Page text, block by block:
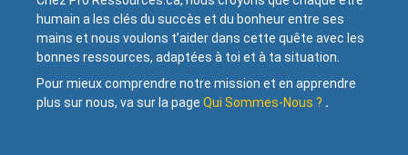
humain a les clés du succès et du bonheur entre ses
mains et nous voulons t’aider dans cette quête avec les
bonnes ressources, adaptées à toi et à ta situation.
Pour mieux comprendre notre mission et en apprendre
plus sur nous, va sur la page Qui Sommes-Nous ? .